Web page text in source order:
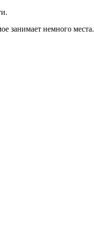
занимает немного места.